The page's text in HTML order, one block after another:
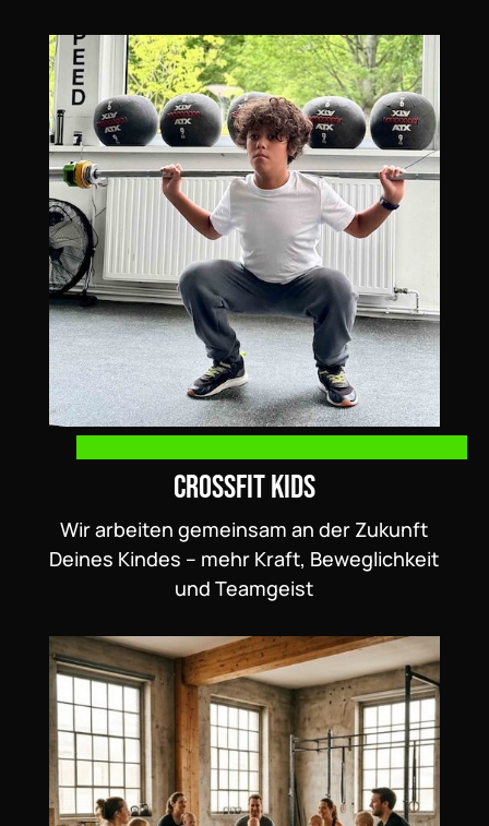
CrossFit Kids
Wir arbeiten gemeinsam an der Zukunft
Deines Kindes – mehr Kraft, Beweglichkeit
und Teamgeist